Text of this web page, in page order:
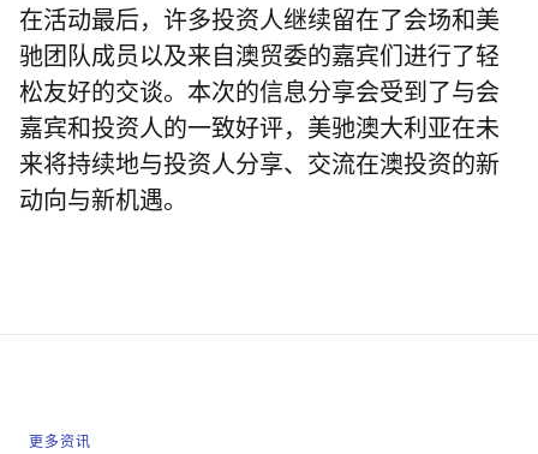
在活动最后，许多投资人继续留在了会场和美
驰团队成员以及来自澳贸委的嘉宾们进行了轻
松友好的交谈。本次的信息分享会受到了与会
嘉宾和投资人的一致好评，美驰澳大利亚在未
来将持续地与投资人分享、交流在澳投资的新
动向与新机遇。
更多资讯